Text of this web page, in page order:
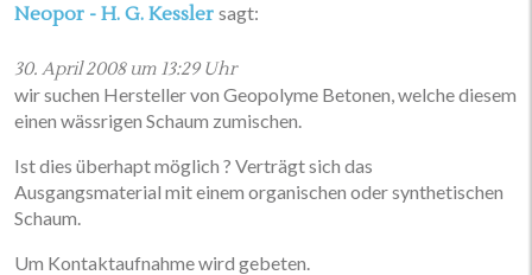
Neopor - H. G. Kessler sagt:
30. April 2008 um 13:29 Uhr
wir suchen Hersteller von Geopolyme Betonen, welche diesem
einen wässrigen Schaum zumischen.
Ist dies überhapt möglich ? Verträgt sich das
Ausgangsmaterial mit einem organischen oder synthetischen
Schaum.
Um Kontaktaufnahme wird gebeten.